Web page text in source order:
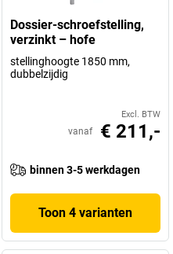
Dossier-schroefstelling,
verzinkt – hofe
stellinghoogte 1850 mm,
dubbelzijdig
Excl. BTW
vanaf € 211,-
binnen 3-5 werkdagen
Toon 4 varianten